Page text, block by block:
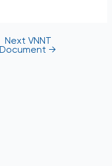
Next VNNT
Document →